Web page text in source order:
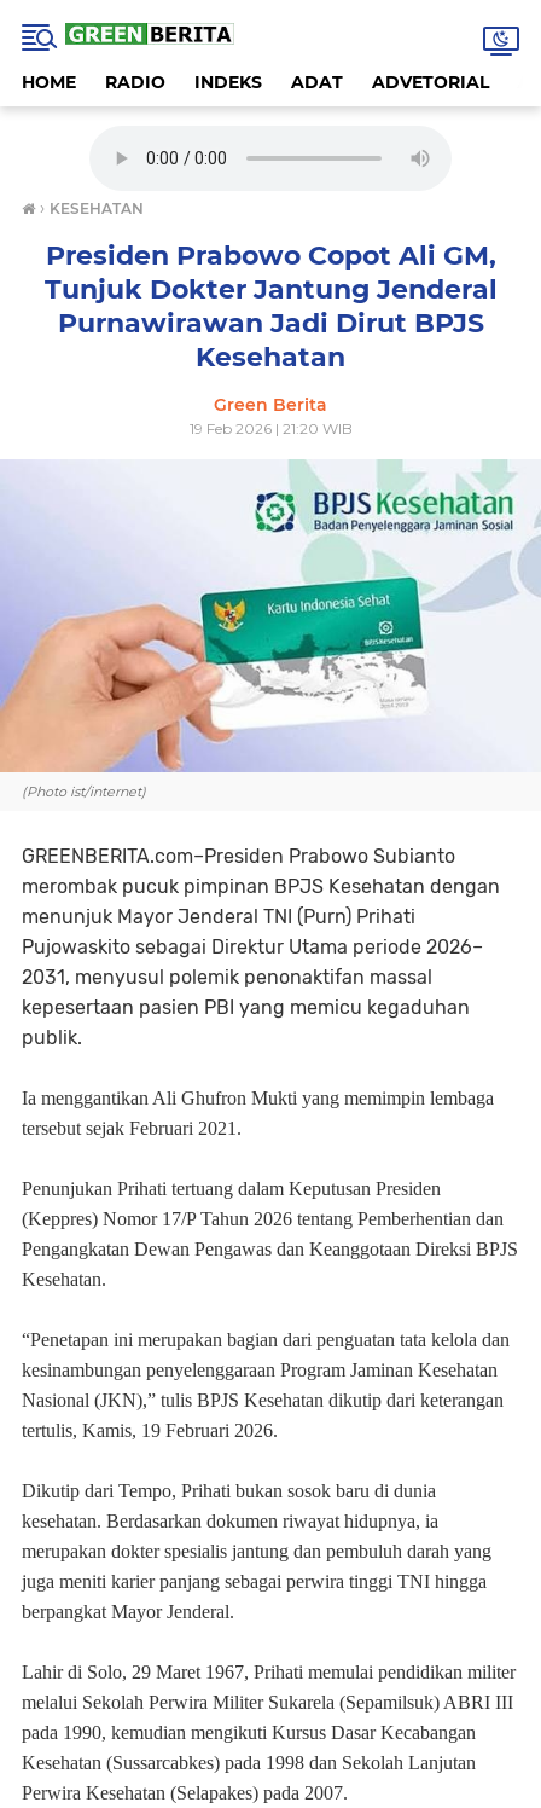
HOME RADIO INDEKS ADAT ADVETORIAL
› KESEHATAN
Presiden Prabowo Copot Ali GM,
Tunjuk Dokter Jantung Jenderal
Purnawirawan Jadi Dirut BPJS
Kesehatan
Green Berita
19 Feb 2026 | 21:20 WIB
(Photo ist/internet)
GREENBERITA.com–Presiden Prabowo Subianto
merombak pucuk pimpinan BPJS Kesehatan dengan
menunjuk Mayor Jenderal TNI (Purn) Prihati
Pujowaskito sebagai Direktur Utama periode 2026–
2031, menyusul polemik penonaktifan massal
kepesertaan pasien PBI yang memicu kegaduhan
publik.
Ia menggantikan Ali Ghufron Mukti yang memimpin lembaga
tersebut sejak Februari 2021.
Penunjukan Prihati tertuang dalam Keputusan Presiden
(Keppres) Nomor 17/P Tahun 2026 tentang Pemberhentian dan
Pengangkatan Dewan Pengawas dan Keanggotaan Direksi BPJS
Kesehatan.
“Penetapan ini merupakan bagian dari penguatan tata kelola dan
kesinambungan penyelenggaraan Program Jaminan Kesehatan
Nasional (JKN),” tulis BPJS Kesehatan dikutip dari keterangan
tertulis, Kamis, 19 Februari 2026.
Dikutip dari Tempo, Prihati bukan sosok baru di dunia
kesehatan. Berdasarkan dokumen riwayat hidupnya, ia
merupakan dokter spesialis jantung dan pembuluh darah yang
juga meniti karier panjang sebagai perwira tinggi TNI hingga
berpangkat Mayor Jenderal.
Lahir di Solo, 29 Maret 1967, Prihati memulai pendidikan militer
melalui Sekolah Perwira Militer Sukarela (Sepamilsuk) ABRI III
pada 1990, kemudian mengikuti Kursus Dasar Kecabangan
Kesehatan (Sussarcabkes) pada 1998 dan Sekolah Lanjutan
Perwira Kesehatan (Selapakes) pada 2007.